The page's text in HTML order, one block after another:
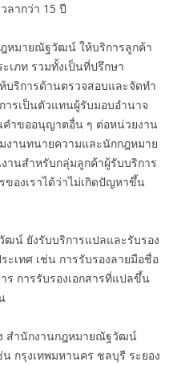
ลากว่า 15 ปี
หมายณัฐวัฒน์ ให้บริการลูกค้า
เภท รวมทั้งเป็นที่ปรึกษา
บริการด้านตรวจสอบและจัดทำ
รเป็นตัวแทนผู้รับมอบอำนาจ
คำขออนุญาตอื่น ๆ ต่อหน่วยงาน
งานทนายความและนักกฎหมาย
านสำหรับกลุ่มลูกค้าผู้รับบริการ
ของเราได้ว่าไม่เกิดปัญหาขึ้น
น์ ยังรับบริการแปลและรับรอง
ะเทศ เช่น การรับรองลายมือชื่อ
ร การรับรองเอกสารที่แปลขึ้น
สำนักงานกฎหมายณัฐวัฒน์
กรุงเทพมหานคร ชลบุรี ระยอง